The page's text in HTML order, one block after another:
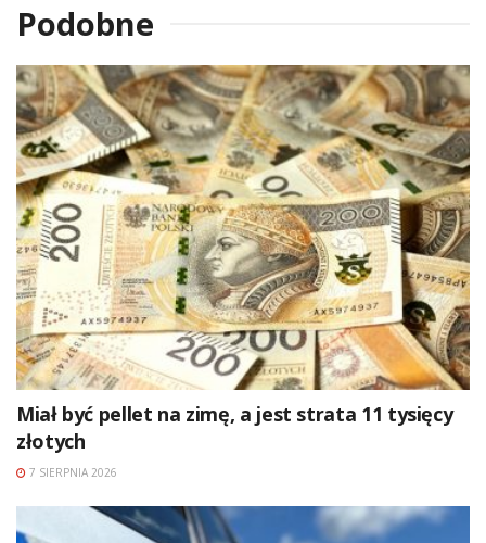
Podobne
Miał być pellet na zimę, a jest strata 11 tysięcy
złotych
7 SIERPNIA 2026